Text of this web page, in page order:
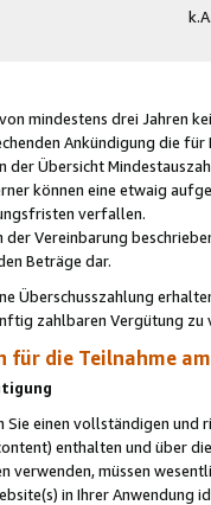
mindestens drei Jahren
Ankündigung die
der Übersicht
können eine etwaig
verfallen.
der Vereinbarung
Beträge dar.
Überschusszahlung
zahlbaren Vergütung zu
für die Teilnahme
Sie einen vollständigen
enthalten und über
verwenden, müssen
in Ihrer Anwendung